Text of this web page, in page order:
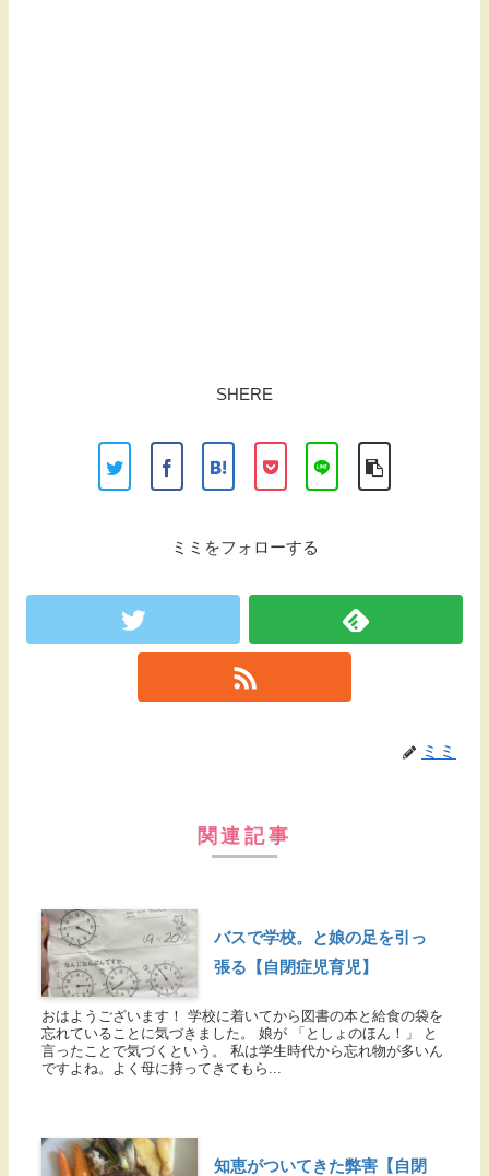
SHERE
ミミをフォローする
ミミ
関連記事
バスで学校。と娘の足を引っ
張る【自閉症児育児】
おはようございます！ 学校に着いてから図書の本と給食の袋を
忘れていることに気づきました。 娘が 「としょのほん！」 と
言ったことで気づくという。 私は学生時代から忘れ物が多いん
ですよね。よく母に持ってきてもら...
知恵がついてきた弊害【自閉